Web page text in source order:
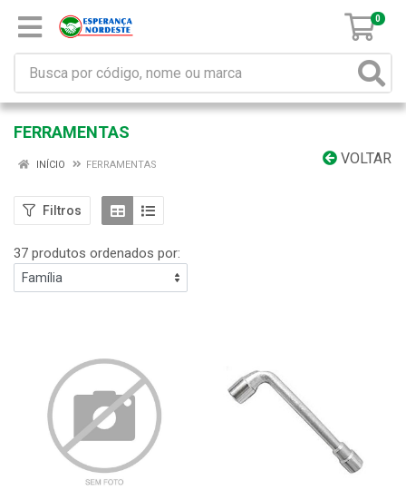
0
FERRAMENTAS
VOLTAR
INÍCIO FERRAMENTAS
Filtros
37 produtos ordenados por: